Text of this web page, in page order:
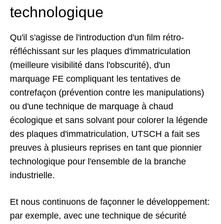
technologique
Qu'il s'agisse de l'introduction d'un film rétro-
réfléchissant sur les plaques d'immatriculation
(meilleure visibilité dans l'obscurité), d'un
marquage FE compliquant les tentatives de
contrefaçon (prévention contre les manipulations)
ou d'une technique de marquage à chaud
écologique et sans solvant pour colorer la légende
des plaques d'immatriculation, UTSCH a fait ses
preuves à plusieurs reprises en tant que pionnier
technologique pour l'ensemble de la branche
industrielle.
Et nous continuons de façonner le développement:
par exemple, avec une technique de sécurité